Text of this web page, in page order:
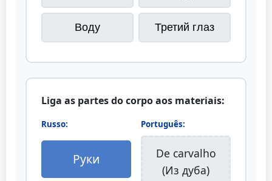
Воду Третий глаз
Liga as partes do corpo aos materiais:
Russo:
Руки
Português:
De carvalho
(Из дуба)